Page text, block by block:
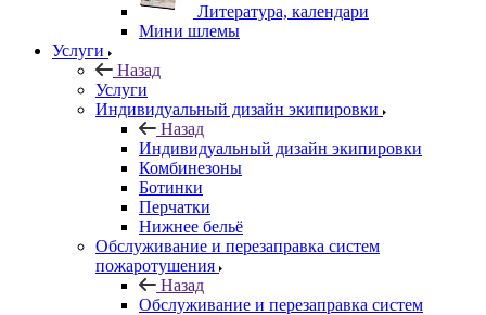
Литература, календари
Мини шлемы
Услуги
Назад
Услуги
Индивидуальный дизайн экипировки
Назад
Индивидуальный дизайн экипировки
Комбинезоны
Ботинки
Перчатки
Нижнее бельё
Обслуживание и перезаправка систем
пожаротушения
Назад
Обслуживание и перезаправка систем